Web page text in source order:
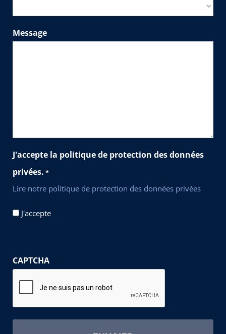
Message
J'accepte la politique de protection des données
privées. *
Lire notre politique de protection des données privées
J'accepte
CAPTCHA